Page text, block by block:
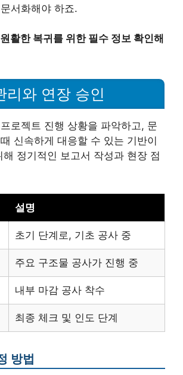
서화해야 하죠.
활한 복귀를 위한 필수 정보 확인해
리와 연장 승인
로젝트 진행 상황을 파악하고, 문
신속하게 대응할 수 있는 기반이
해 정기적인 보고서 작성과 현장 점
설명
초기 단계로, 기초 공사 중
주요 구조물 공사가 진행 중
내부 마감 공사 착수
최종 체크 및 인도 단계
방법